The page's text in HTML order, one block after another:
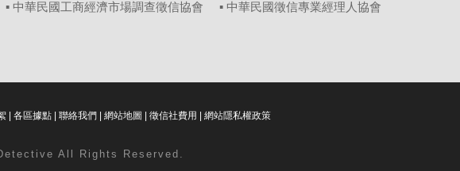
▪ 中華民國工商經濟市場調查徵信協會 ▪ 中華民國徵信專業經理人協會
各區據點 聯絡我們 網站地圖 徵信社費用 網站隱私權政策
All Rights Reserved.